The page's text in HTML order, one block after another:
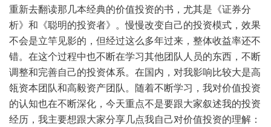
重新去翻读那几本经典的价值投资的书，尤其是《证券分
析》和《聪明的投资者》。慢慢改变自己的投资模式，效果
不会是立竿见影的，但经过这么多年过来，整体收益率还不
错。在这个过程中也不断在学习其他团队人员的东西，不断
调整和完善自己的投资体系。在国内，对我影响比较大是高
瓴资本团队和高毅资产团队。随着不断学习，我对价值投资
的认知也在不断深化，今天重点不是要跟大家叙述我的投资
经历，我主要想跟大家分享几点我自己对价值投资的理解：